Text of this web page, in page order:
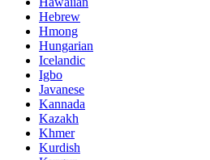
Hebrew
Hmong
Hungarian
Icelandic
Igbo
Javanese
Kannada
Kazakh
Khmer
Kurdish